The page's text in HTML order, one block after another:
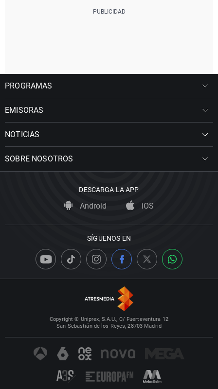
PROGRAMAS
EMISORAS
NOTICIAS
SOBRE NOSOTROS
DESCARGA LA APP
Android iOS
SÍGUENOS EN
Copyright © Uniprex, S.A.U., C/ Fuerteventura 12
San Sebastián de los Reyes, 28703 Madrid